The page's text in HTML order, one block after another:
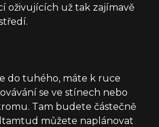
oživujících už tak zajímavě
do tuhého, máte k ruce
se ve stínech nebo
Tam budete částečně
můžete naplánovat